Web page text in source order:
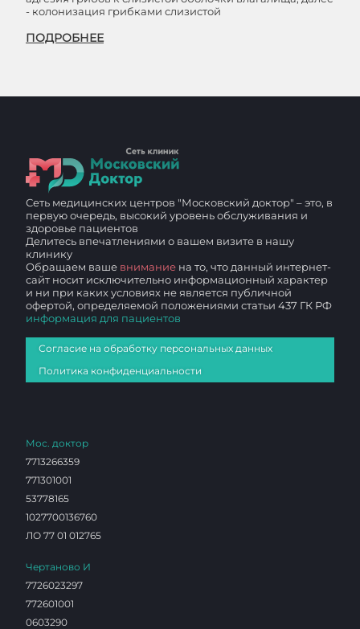
- колонизация грибками слизистой
ПОДРОБНЕЕ
Сеть медицинских центров "Московский доктор" – это, в
первую очередь, высокий уровень обслуживания и
здоровье пациентов
Делитесь впечатлениями о вашем визите в нашу
клинику
Обращаем ваше внимание на то, что данный интернет-
сайт носит исключительно информационный характер
и ни при каких условиях не является публичной
офертой, определяемой положениями статьи 437 ГК РФ
информация для пациентов
Согласие на обработку персональных данных
Политика конфиденциальности
Мос. доктор
7713266359
771301001
53778165
1027700136760
ЛО 77 01 012765
Чертаново И
7726023297
772601001
0603290